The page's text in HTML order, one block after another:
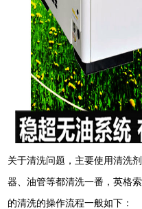
关于清洗问题，主要使用清洗
器、油管等都清洗一番，英格
的清洗的操作流程一般如下：